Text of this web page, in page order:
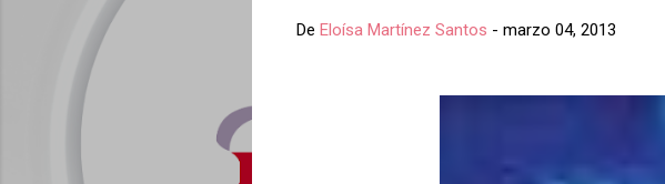
De Eloísa Martínez Santos - marzo 04, 2013